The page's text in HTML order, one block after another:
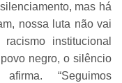
mas há
nossa luta não vai
institucional
negro, o silêncio
“Seguimos